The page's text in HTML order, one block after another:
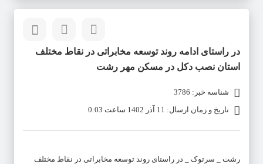
در راستای ادامه روند توسعه مخابراتی در نقاط مختلف
استان نصب دکل در مسکن مهر رشت
شناسه خبر: 3786
تاریخ و زمان ارسال: 11 آذر 1402 ساعت 0:03
رشت _ سرتوک _ در راستای روند توسعه مخابراتی در نقاط مختلف